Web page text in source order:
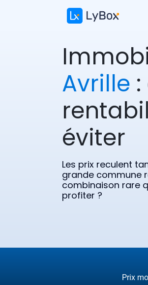
Avrille
éviter
Les prix reculent
grande commune
combinaison rare
profiter ?
Prix